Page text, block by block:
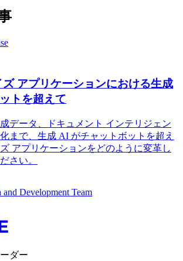
アプリケーションにおける生成
トを超えて
データ、ドキュメント インテリジェン
まで、生成 AI がチャットボットを超え
アプリケーションをどのように変革し
さい。
Development Team
ダー